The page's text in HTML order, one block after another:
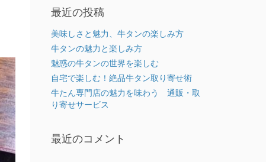
最近の投稿
美味しさと魅力、牛タンの楽しみ方
牛タンの魅力と楽しみ方
魅惑の牛タンの世界を楽しむ
自宅で楽しむ！絶品牛タン取り寄せ術
牛たん専門店の魅力を味わう 通販・取
り寄せサービス
最近のコメント